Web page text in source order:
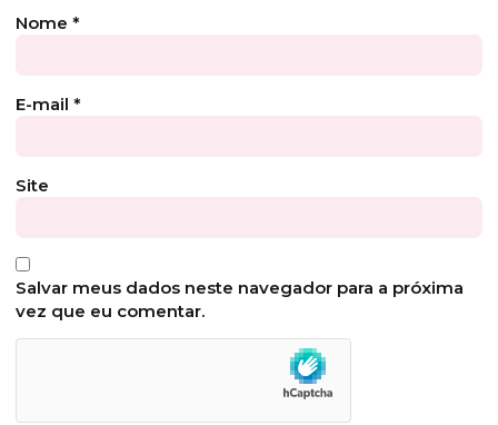
Nome *
E-mail *
Site
Salvar meus dados neste navegador para a próxima
vez que eu comentar.